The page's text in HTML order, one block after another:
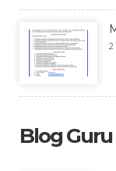
2
Blog Guru